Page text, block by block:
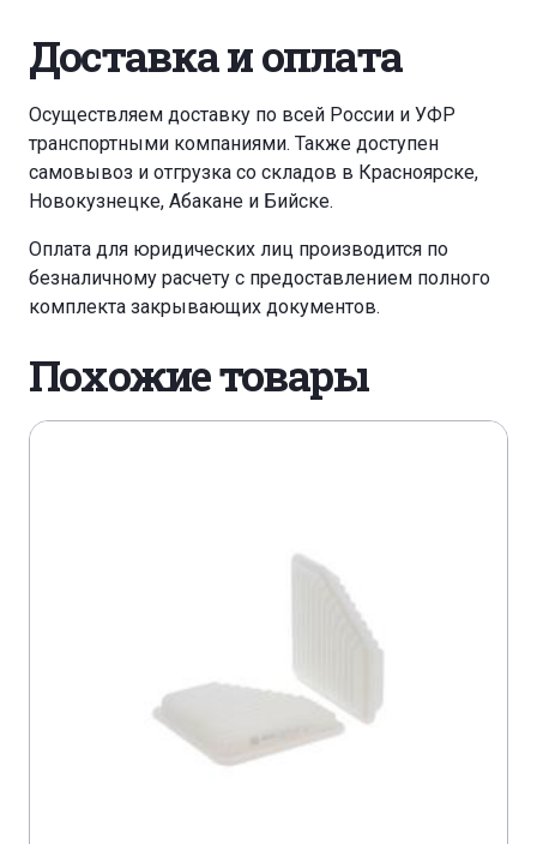
Доставка и оплата
Осуществляем доставку по всей России и УФР
транспортными компаниями. Также доступен
самовывоз и отгрузка со складов в Красноярске,
Новокузнецке, Абакане и Бийске.
Оплата для юридических лиц производится по
безналичному расчету с предоставлением полного
комплекта закрывающих документов.
Похожие товары